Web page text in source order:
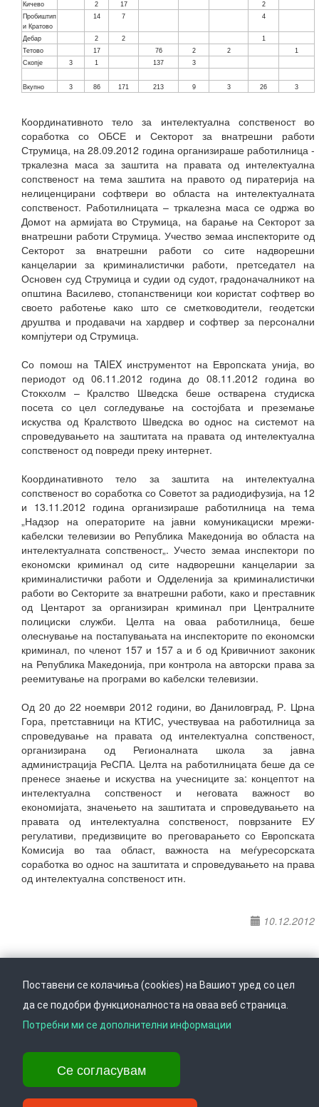
Кичево
2 17
2
Пробиштип
и Кратово
14 7 4
Дебар 2 2
1
Тетово
17 76 2 2
1
Скопје
3 1 137 3
Вкупно 3 86 171 213 9 3 26 3
Координативното тело за интелектуална сопственост во
соработка со ОБСЕ и Секторот за внатрешни работи
Струмица, на 28.09.2012 година организираше работилница -
тркалезна маса за заштита на правата од интелектуална
сопственост на тема заштита на правото од пиратерија на
нелиценцирани софтвери во областа на интелектуалната
сопственост. Работилницата – тркалезна маса се одржа во
Домот на армијата во Струмица, на барање на Секторот за
внатрешни работи Струмица. Учество земаа инспекторите од
Секторот за внатрешни работи со сите надворешни
канцеларии за криминалистички работи, претседател на
Основен суд Струмица и судии од судот, градоначалникот на
општина Василево, стопанственици кои користат софтвер во
своето работење како што се сметководители, геодетски
друштва и продавачи на хардвер и софтвер за персонални
компјутери од Струмица.
Со помош на TAIEX инструментот на Европската унија, во
периодот од 06.11.2012 година до 08.11.2012 година во
Стокхолм – Кралство Шведска беше остварена студиска
посета со цел согледување на состојбата и преземање
искуства од Кралството Шведска во однос на системот на
спроведувањето на заштитата на правата од интелектуална
сопственост од повреди преку интернет.
Координативното тело за заштита на интелектуална
сопственост во соработка со Советот за радиодифузија, на 12
и 13.11.2012 година организираше работилница на тема
„Надзор на операторите на јавни комуникациски мрежи-
кабелски телевизии во Република Македонија во областа на
интелектуалната сопственост„. Учесто земаа инспектори по
економски криминал од сите надворешни канцеларии за
криминалистички работи и Одделенија за криминалистички
работи во Секторите за внатрешни работи, како и преставник
од Центарот за организиран криминал при Централните
полициски служби. Целта на оваа работилница, беше
олеснување на постапувањата на инспекторите по економски
криминал, по членот 157 и 157 а и б од Кривичниот законик
на Република Македонија, при контрола на авторски права за
реемитување на програми во кабелски телевизии.
Од 20 до 22 ноември 2012 години, во Даниловград, Р. Црна
Гора, претставници на КТИС, учествуваа на работилница за
спроведување на правата од интелектуална сопственост,
организирана од Регионалната школа за јавна
администрација РеСПА. Целта на работилницата беше да се
пренесе знаење и искуства на учесниците за: концептот на
интелектуална сопственост и неговата важност во
економијата, значењето на заштитата и спроведувањето на
правата од интелектуална сопственост, поврзаните ЕУ
регулативи, предизвиците во преговарањето со Европската
Комисија во таа област, важноста на меѓуресорската
соработка во однос на заштитата и спроведувањето на права
од интелектуална сопственост итн.
10.12.2012
Врати се горе Следете не на
Ул. Даме Груев 14, Катна гаража Беко на 1-виот кат, 1000 Скопје,
Тел: +389 2 3103 601 (641), Факс: +389 2 3137 149 |
Поставени се колачиња (cookies) на Вашиот уред со цел
да се подобри функционалноста на оваа веб страница.
Потребни ми се дополнителни информации
Се согласувам